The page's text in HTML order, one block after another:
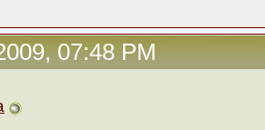
07:48 PM